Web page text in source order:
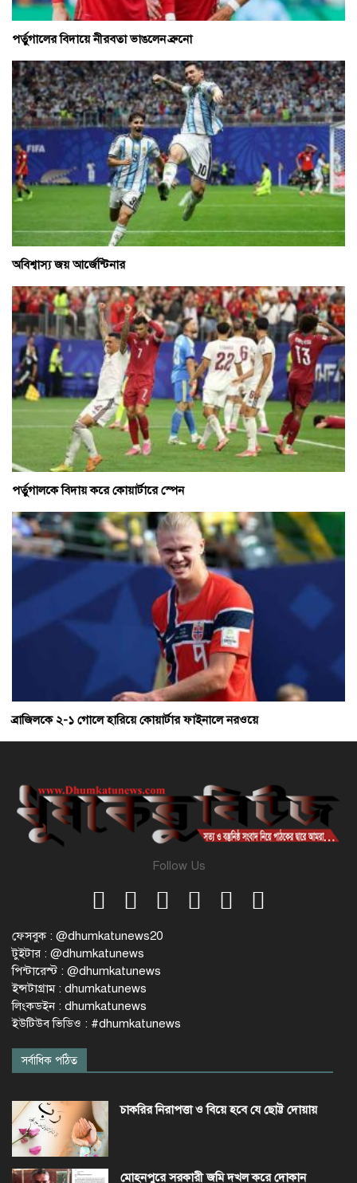
পর্তুগালের বিদায়ে নীরবতা ভাঙলেন ব্রুনো
অবিশ্বাস্য জয় আর্জেন্টিনার
পর্তুগালকে বিদায় করে কোয়ার্টারে স্পেন
ব্রাজিলকে ২-১ গোলে হারিয়ে কোয়ার্টার ফাইনালে নরওয়ে
Follow Us
ফেসবুক : @dhumkatunews20
টুইটার : @dhumkatunews
পিন্টারেস্ট : @dhumkatunews
ইন্সটাগ্রাম : dhumkatunews
লিংকডইন : dhumkatunews
ইউটিউব ভিডিও : #dhumkatunews
সর্বাধিক পঠিত
চাকরির নিরাপত্তা ও বিয়ে হবে যে ছোট্ট দোয়ায়
মোহনপুরে সরকারী জমি দখল করে দোকান